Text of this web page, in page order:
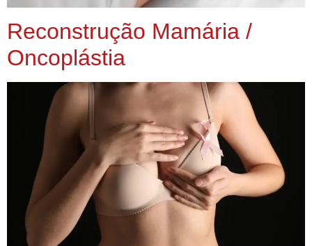
Reconstrução Mamária /
Oncoplástia